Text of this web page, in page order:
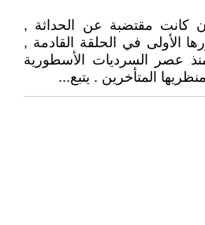
كانت مقتضبة عن الحداثة ,
الأولى في الحلقة القادمة ,
عصر السرديات الأسطورية
المتأخرين . يتبع...